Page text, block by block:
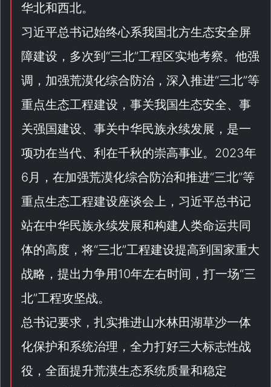
华北和西北。
习近平总书记始终心系我国北方生态安全屏
障建设，多次到“三北”工程区实地考察。他强
调，加强荒漠化综合防治，深入推进“三北”等
重点生态工程建设，事关我国生态安全、事
关强国建设、事关中华民族永续发展，是一
项功在当代、利在千秋的崇高事业。2023年
6月，在加强荒漠化综合防治和推进“三北”等
重点生态工程建设座谈会上，习近平总书记
站在中华民族永续发展和构建人类命运共同
体的高度，将“三北”工程建设提高到国家重大
战略，提出力争用10年左右时间，打一场“三
北”工程攻坚战。
总书记要求，扎实推进山水林田湖草沙一体
化保护和系统治理，全力打好三大标志性战
役，全面提升荒漠生态系统质量和稳定